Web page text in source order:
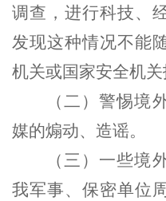
调查，进行科技、
发现这种情况不能
机关或国家安全机关
（二 ）警惕境
媒的煽动、造谣。
（三 ） 一些境
我军事、保密单位